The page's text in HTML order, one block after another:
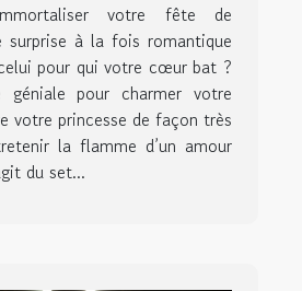
votre fête de
surprise à la fois romantique
pour qui votre cœur bat ?
pour charmer votre
votre princesse de façon très
la flamme d’un amour
du set...